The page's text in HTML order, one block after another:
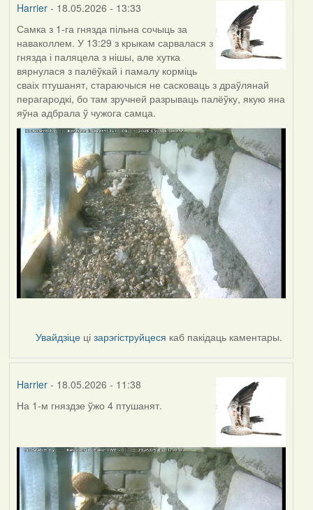
Harrier- 18.05.2026 - 13:33
Самка з 1-га гнязда пільна сочыць за
наваколлем. У 13:29 з крыкам сарвалася з
гнязда і паляцела з нішы, але хутка
вярнулася з палёўкай і памалу корміць
сваіх птушанят, стараючыся не сасковаць з драўлянай
перагародкі, бо там зручней разрываць палёўку, якую яна
яўна адбрала ў чужога самца.
Увайдзіце цізарэгіструйцеся каб пакідаць каментары.
Harrier- 18.05.2026 - 11:38
На 1-м гняздзе ўжо 4 птушанят.